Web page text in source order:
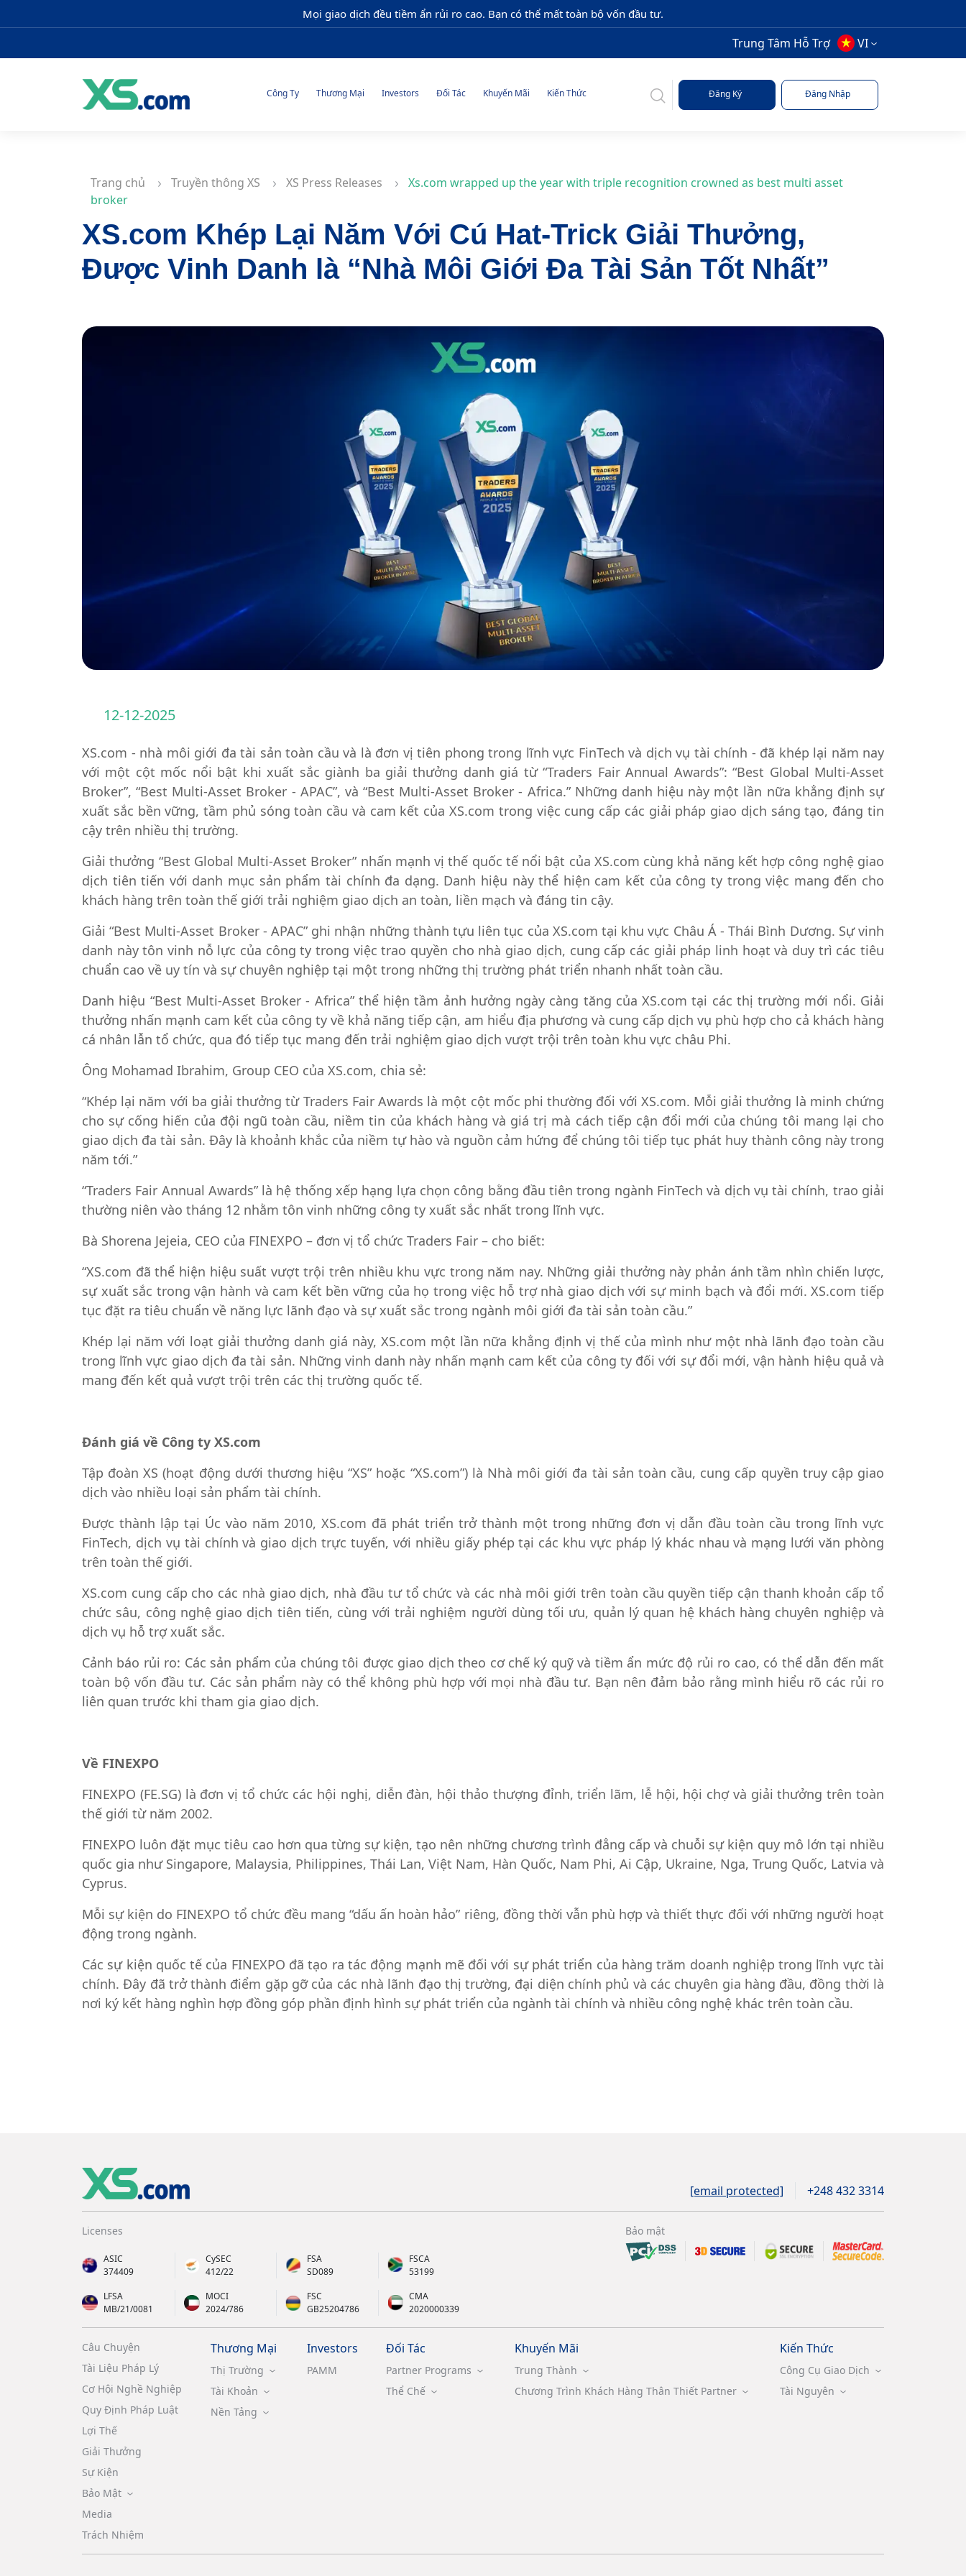
Mọi giao dịch đều tiềm ẩn rủi ro cao. Bạn có thể mất toàn bộ vốn đầu tư.
Trung Tâm Hỗ Trợ VI
Công Ty Thương Mại Investors Đối Tác Khuyến Mãi Kiến Thức Đăng Ký Đăng Nhập
Trang chủ Truyền thông XS XS Press Releases
Xs.com wrapped up the year with triple recognition crowned as best multi asset
broker
XS.com Khép Lại Năm Với Cú Hat-Trick Giải Thưởng,
Được Vinh Danh là “Nhà Môi Giới Đa Tài Sản Tốt Nhất”
12-12-2025
XS.com - nhà môi giới đa tài sản toàn cầu và là đơn vị tiên phong trong lĩnh vực FinTech và dịch vụ tài chính - đã khép lại năm nay
với một cột mốc nổi bật khi xuất sắc giành ba giải thưởng danh giá từ “Traders Fair Annual Awards”: “Best Global Multi-Asset
Broker”, “Best Multi-Asset Broker - APAC”, và “Best Multi-Asset Broker - Africa.” Những danh hiệu này một lần nữa khẳng định sự
xuất sắc bền vững, tầm phủ sóng toàn cầu và cam kết của XS.com trong việc cung cấp các giải pháp giao dịch sáng tạo, đáng tin
cậy trên nhiều thị trường.
Giải thưởng “Best Global Multi-Asset Broker” nhấn mạnh vị thế quốc tế nổi bật của XS.com cùng khả năng kết hợp công nghệ giao
dịch tiên tiến với danh mục sản phẩm tài chính đa dạng. Danh hiệu này thể hiện cam kết của công ty trong việc mang đến cho
khách hàng trên toàn thế giới trải nghiệm giao dịch an toàn, liền mạch và đáng tin cậy.
Giải “Best Multi-Asset Broker - APAC” ghi nhận những thành tựu liên tục của XS.com tại khu vực Châu Á - Thái Bình Dương. Sự vinh
danh này tôn vinh nỗ lực của công ty trong việc trao quyền cho nhà giao dịch, cung cấp các giải pháp linh hoạt và duy trì các tiêu
chuẩn cao về uy tín và sự chuyên nghiệp tại một trong những thị trường phát triển nhanh nhất toàn cầu.
Danh hiệu “Best Multi-Asset Broker - Africa” thể hiện tầm ảnh hưởng ngày càng tăng của XS.com tại các thị trường mới nổi. Giải
thưởng nhấn mạnh cam kết của công ty về khả năng tiếp cận, am hiểu địa phương và cung cấp dịch vụ phù hợp cho cả khách hàng
cá nhân lẫn tổ chức, qua đó tiếp tục mang đến trải nghiệm giao dịch vượt trội trên toàn khu vực châu Phi.
Ông Mohamad Ibrahim, Group CEO của XS.com, chia sẻ:
“Khép lại năm với ba giải thưởng từ Traders Fair Awards là một cột mốc phi thường đối với XS.com. Mỗi giải thưởng là minh chứng
cho sự cống hiến của đội ngũ toàn cầu, niềm tin của khách hàng và giá trị mà cách tiếp cận đổi mới của chúng tôi mang lại cho
giao dịch đa tài sản. Đây là khoảnh khắc của niềm tự hào và nguồn cảm hứng để chúng tôi tiếp tục phát huy thành công này trong
năm tới.”
“Traders Fair Annual Awards” là hệ thống xếp hạng lựa chọn công bằng đầu tiên trong ngành FinTech và dịch vụ tài chính, trao giải
thường niên vào tháng 12 nhằm tôn vinh những công ty xuất sắc nhất trong lĩnh vực.
Bà Shorena Jejeia, CEO của FINEXPO – đơn vị tổ chức Traders Fair – cho biết:
“XS.com đã thể hiện hiệu suất vượt trội trên nhiều khu vực trong năm nay. Những giải thưởng này phản ánh tầm nhìn chiến lược,
sự xuất sắc trong vận hành và cam kết bền vững của họ trong việc hỗ trợ nhà giao dịch với sự minh bạch và đổi mới. XS.com tiếp
tục đặt ra tiêu chuẩn về năng lực lãnh đạo và sự xuất sắc trong ngành môi giới đa tài sản toàn cầu.”
Khép lại năm với loạt giải thưởng danh giá này, XS.com một lần nữa khẳng định vị thế của mình như một nhà lãnh đạo toàn cầu
trong lĩnh vực giao dịch đa tài sản. Những vinh danh này nhấn mạnh cam kết của công ty đối với sự đổi mới, vận hành hiệu quả và
mang đến kết quả vượt trội trên các thị trường quốc tế.
Đánh giá về Công ty XS.com
Tập đoàn XS (hoạt động dưới thương hiệu “XS” hoặc “XS.com”) là Nhà môi giới đa tài sản toàn cầu, cung cấp quyền truy cập giao
dịch vào nhiều loại sản phẩm tài chính.
Được thành lập tại Úc vào năm 2010, XS.com đã phát triển trở thành một trong những đơn vị dẫn đầu toàn cầu trong lĩnh vực
FinTech, dịch vụ tài chính và giao dịch trực tuyến, với nhiều giấy phép tại các khu vực pháp lý khác nhau và mạng lưới văn phòng
trên toàn thế giới.
XS.com cung cấp cho các nhà giao dịch, nhà đầu tư tổ chức và các nhà môi giới trên toàn cầu quyền tiếp cận thanh khoản cấp tổ
chức sâu, công nghệ giao dịch tiên tiến, cùng với trải nghiệm người dùng tối ưu, quản lý quan hệ khách hàng chuyên nghiệp và
dịch vụ hỗ trợ xuất sắc.
Cảnh báo rủi ro: Các sản phẩm của chúng tôi được giao dịch theo cơ chế ký quỹ và tiềm ẩn mức độ rủi ro cao, có thể dẫn đến mất
toàn bộ vốn đầu tư. Các sản phẩm này có thể không phù hợp với mọi nhà đầu tư. Bạn nên đảm bảo rằng mình hiểu rõ các rủi ro
liên quan trước khi tham gia giao dịch.
Về FINEXPO
FINEXPO (FE.SG) là đơn vị tổ chức các hội nghị, diễn đàn, hội thảo thượng đỉnh, triển lãm, lễ hội, hội chợ và giải thưởng trên toàn
thế giới từ năm 2002.
FINEXPO luôn đặt mục tiêu cao hơn qua từng sự kiện, tạo nên những chương trình đẳng cấp và chuỗi sự kiện quy mô lớn tại nhiều
quốc gia như Singapore, Malaysia, Philippines, Thái Lan, Việt Nam, Hàn Quốc, Nam Phi, Ai Cập, Ukraine, Nga, Trung Quốc, Latvia và
Cyprus.
Mỗi sự kiện do FINEXPO tổ chức đều mang “dấu ấn hoàn hảo” riêng, đồng thời vẫn phù hợp và thiết thực đối với những người hoạt
động trong ngành.
Các sự kiện quốc tế của FINEXPO đã tạo ra tác động mạnh mẽ đối với sự phát triển của hàng trăm doanh nghiệp trong lĩnh vực tài
chính. Đây đã trở thành điểm gặp gỡ của các nhà lãnh đạo thị trường, đại diện chính phủ và các chuyên gia hàng đầu, đồng thời là
nơi ký kết hàng nghìn hợp đồng góp phần định hình sự phát triển của ngành tài chính và nhiều công nghệ khác trên toàn cầu.
[email protected] +248 432 3314
Licenses
ASIC
374409
CySEC
412/22
FSA
SD089
FSCA
53199
LFSA
MB/21/0081
MOCI
2024/786
FSC
GB25204786
CMA
2020000339
Bảo mật
Câu Chuyện
Tài Liệu Pháp Lý
Cơ Hội Nghề Nghiệp
Quy Định Pháp Luật
Lợi Thế
Giải Thưởng
Sự Kiện
Bảo Mật
Media
Trách Nhiệm
Thương Mại
Thị Trường
Tài Khoản
Nền Tảng
Investors
PAMM
Đối Tác
Partner Programs
Thể Chế
Khuyến Mãi
Trung Thành
Chương Trình Khách Hàng Thân Thiết Partner
Kiến Thức
Công Cụ Giao Dịch
Tài Nguyên